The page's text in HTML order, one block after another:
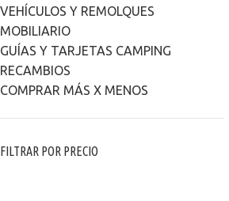
VEHÍCULOS Y REMOLQUES
MOBILIARIO
GUÍAS Y TARJETAS CAMPING
RECAMBIOS
COMPRAR MÁS X MENOS
FILTRAR POR PRECIO